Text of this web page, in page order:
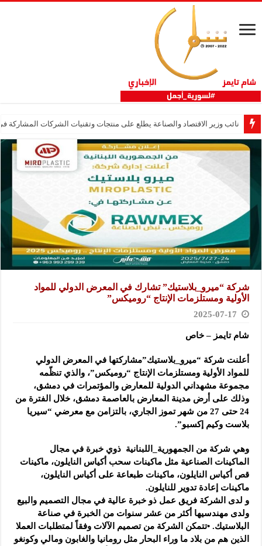
نائب وزير الاقتصاد والصناعة يطلع على منتجات وتقنيات الشركات المشاركة في
شركة “ميرو_بلاستيك” تشارك في المعرض الدولي للمواد
الأولية ومستلزمات الإنتاج “روميكس”
2025-07-17
شام تايمز – خاص
أعلنت شركة “ميرو_بلاستيك”مشاركتها في المعرض الدولي
للمواد الأولية ومستلزمات الإنتاج “روميكس”، والذي تنظّمه
مجموعة مشهداني الدولية للمعارض والمؤتمرات في دمشق،
وذلك على أرض مدينة المعارض بالعاصمة دمشق، خلال الفترة من
24 حتى 27 من شهر تموز الجاري، بالتزامن مع معرضي “سيريا
بلاست وكيم إكسبو”.
وهي شركة من الجمهورية_اللبنانية ذوي خبرة في مجال
الماكينات الصناعية مثل ماكينات سحب أكياس النايلون، ماكينات
قص أكياس النايلون، ماكينات طبعاعة على أكياس النايلون،
ماكينات إعادة تدوير للنايلون.
و لدى الشركة فريق عمل ذو خبرة عالية في مجال التصميم والبيع
ولدى مهندسيها أكثر من عشر سنوات من الخبرة في صناعة
البلاستيك. •تتمكن الشركة من تصميم الآلات وفقاً لمتطلبات العملا
الذين هم من بلاد ما وراء البحار مثل رومانيا والغابون ومالي وكونغو